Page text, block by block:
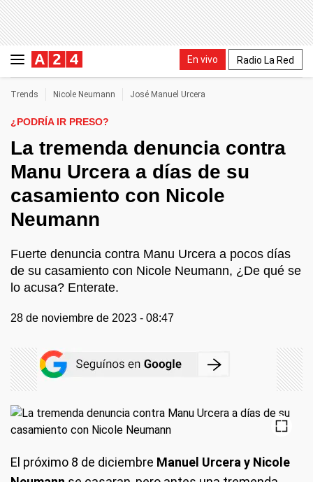
En vivo Radio La Red
Trends Nicole Neumann José Manuel Urcera
¿PODRÍA IR PRESO?
La tremenda denuncia contra
Manu Urcera a días de su
casamiento con Nicole
Neumann
Fuerte denuncia contra Manu Urcera a pocos días
de su casamiento con Nicole Neumann, ¿De qué se
lo acusa? Enterate.
28 de noviembre de 2023 - 08:47
El próximo 8 de diciembre Manuel Urcera y Nicole